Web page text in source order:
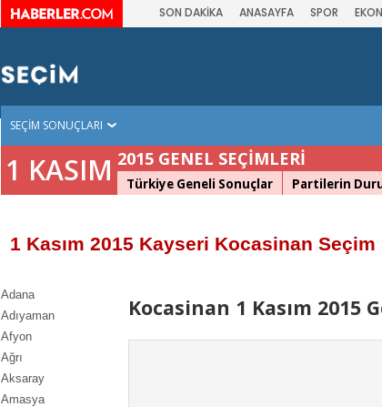
SON DAKİKA ANASAYFA SPOR
SEÇİM SONUÇLARI
1 KASIM 2015 GENEL SEÇİMLERİ
Türkiye Geneli Sonuçlar Partilerin
1 Kasım 2015 Kayseri Kocasinan Seçim
Adana
Adıyaman
Afyon
Ağrı
Aksaray
Amasya
Kocasinan 1 Kasım 2015